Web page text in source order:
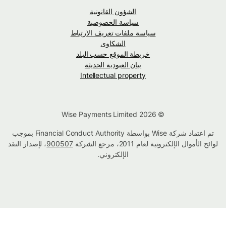
الشؤون القانونية
سياسة الخصوصية
سياسة ملفات تعريف الارتباط
الشكاوى
خريطة الموقع حسب البلد
بيان العبودية الحديثة
Intellectual property
تم اعتماد شركة Wise بواسطة Financial Conduct Authority بموجب
لوائح الأموال الإلكترونية لعام 2011، مرجع الشركة
900507، لإصدار النقد
الإلكتروني.